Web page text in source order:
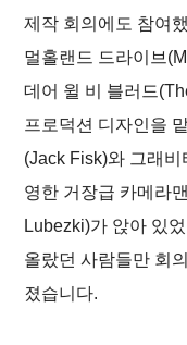
제작 회의에도 참여
멀홀랜드 드라이브 (
데어 윌 비 블러드(
프로덕션 디자인을
(Jack Fisk)와 그래비
영한 거장급 카메라
Lubezki)가 앉아 있
올랐던 사람들만 회
졌습니다.